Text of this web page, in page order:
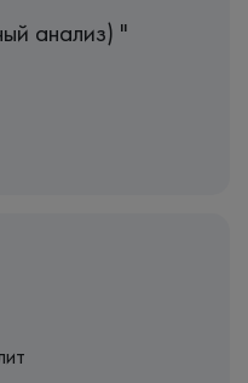
анализ) "